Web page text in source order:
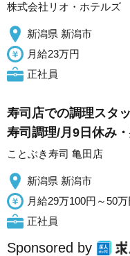
株式会社リオ・ホテルズ
新潟県 新潟市
月給23万円
正社員
寿司店での調理スタ
寿司調理/月9日休み
ことぶき寿司 亀田店
新潟県 新潟市
月給29万100円～50万
正社員
Sponsored by